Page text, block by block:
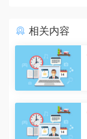
相关内容